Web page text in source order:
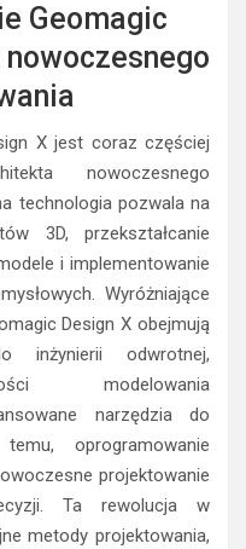
Geomagic
X jest coraz częściej
nowoczesnego
technologia pozwala na
3D, przekształcanie
i implementowanie
Wyróżniające
Design X obejmują
inżynierii odwrotnej,
modelowania
narzędzia do
oprogramowanie
projektowanie
Ta rewolucja w
metody projektowania,